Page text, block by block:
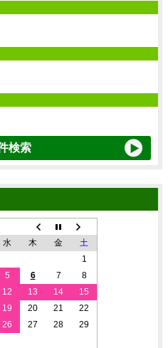
水 木 金
土
1
5 6 7
8
12 13 14
15
19 20 21
22
26 27 28
29